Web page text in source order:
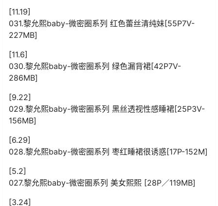
[11.19]
031.黎允熙baby-微密圈系列 红色蕾丝清纯妹[55P7V-
227MB]
[11.6]
030.黎允熙baby-微密圈系列 绿色漏背裙[42P7V-
286MB]
[9.22]
029.黎允熙baby-微密圈系列 黑丝透视性感睡裙[25P3V-
156MB]
[6.29]
028.黎允熙baby-微密圈系列 枣红睡裙很诱惑[17P-152M]
[5.2]
027.黎允熙baby-微密圈系列 美女熙熙 [28P／119MB]
[3.24]